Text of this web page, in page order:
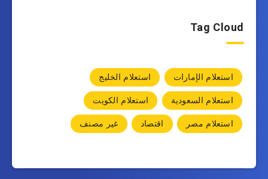
Tag Cloud
استعلام الإمارات
استعلام الخليج
استعلام السعودية
استعلام الكويت
استعلام مصر
اقتصاد غير مصنف